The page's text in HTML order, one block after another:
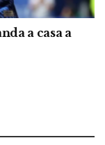
a casa a